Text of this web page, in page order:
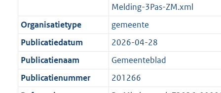
Melding-3Pas-ZM.xml
Organisatietype
gemeente
Publicatiedatum
2026-04-28
Publicatienaam
Gemeenteblad
Publicatienummer
201266